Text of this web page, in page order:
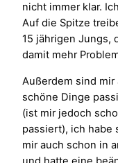
nicht immer klar.
Auf die Spitze
15 jährigen Jungs,
damit mehr
Außerdem sind
schöne Dinge
(ist mir jedoch
passiert), ich habe
mir auch schon in